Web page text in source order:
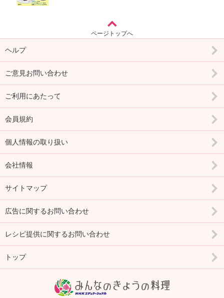
ページトップへ
ヘルプ
ご意見お問い合わせ
ご利用にあたって
会員規約
個人情報の取り扱い
会社情報
サイトマップ
広告に関するお問い合わせ
レシピ提供に関するお問い合わせ
トップ